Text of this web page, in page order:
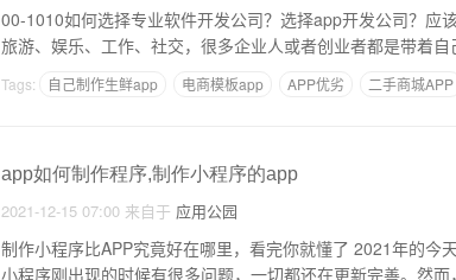
00-1010如何选择专业软件开发公司？选择app开发公司？应
旅游、娱乐、工作、社交，很多企业人或者创业者都是带着
Tags: 自己制作生鲜app 电商模板app APP优劣 二手商城APP
app如何制作程序,制作小程序的app
2021-12-15 07:00 来自于 应用公园
制作小程序比APP究竟好在哪里，看完你就懂了 2021年的今
小程序刚出现的时候有很多问题，一切都还在更新完善。然